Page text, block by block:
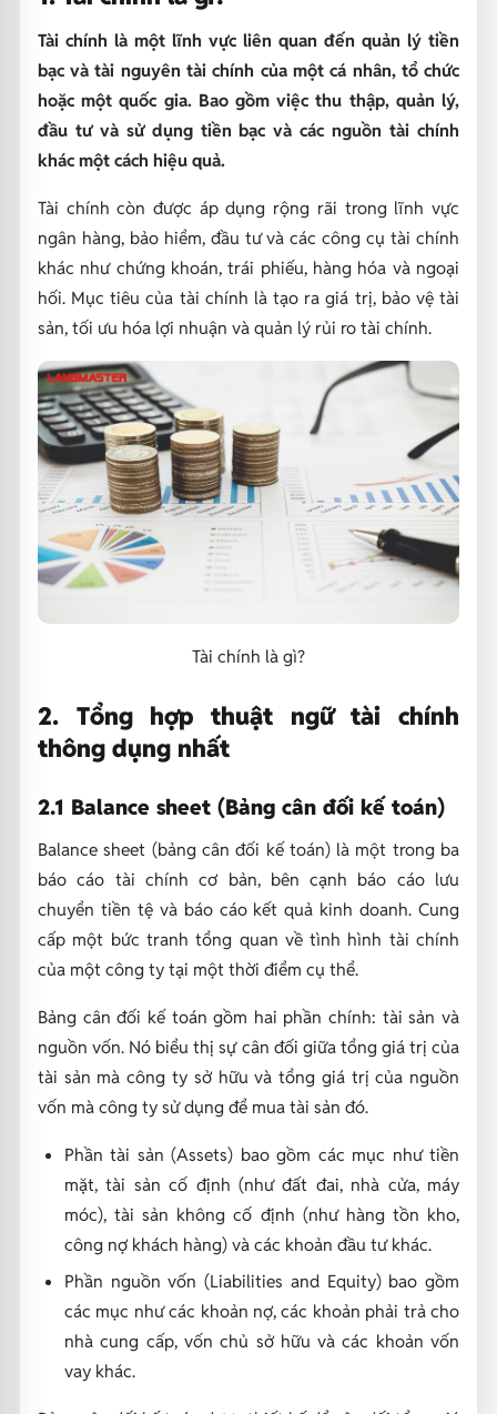
Tài chính là một lĩnh vực liên quan đến quản lý tiền
bạc và tài nguyên tài chính của một cá nhân, tổ chức
hoặc một quốc gia. Bao gồm việc thu thập, quản lý,
đầu tư và sử dụng tiền bạc và các nguồn tài chính
khác một cách hiệu quả.
Tài chính còn được áp dụng rộng rãi trong lĩnh vực
ngân hàng, bảo hiểm, đầu tư và các công cụ tài chính
khác như chứng khoán, trái phiếu, hàng hóa và ngoại
hối. Mục tiêu của tài chính là tạo ra giá trị, bảo vệ tài
sản, tối ưu hóa lợi nhuận và quản lý rủi ro tài chính.
Tài chính là gì?
2. Tổng hợp thuật ngữ tài chính
thông dụng nhất
2.1 Balance sheet (Bảng cân đối kế toán)
Balance sheet (bảng cân đối kế toán) là một trong ba
báo cáo tài chính cơ bản, bên cạnh báo cáo lưu
chuyển tiền tệ và báo cáo kết quả kinh doanh. Cung
cấp một bức tranh tổng quan về tình hình tài chính
của một công ty tại một thời điểm cụ thể.
Bảng cân đối kế toán gồm hai phần chính: tài sản và
nguồn vốn. Nó biểu thị sự cân đối giữa tổng giá trị của
tài sản mà công ty sở hữu và tổng giá trị của nguồn
vốn mà công ty sử dụng để mua tài sản đó.
Phần tài sản (Assets) bao gồm các mục như tiền
mặt, tài sản cố định (như đất đai, nhà cửa, máy
móc), tài sản không cố định (như hàng tồn kho,
công nợ khách hàng) và các khoản đầu tư khác.
Phần nguồn vốn (Liabilities and Equity) bao gồm
các mục như các khoản nợ, các khoản phải trả cho
nhà cung cấp, vốn chủ sở hữu và các khoản vốn
vay khác.